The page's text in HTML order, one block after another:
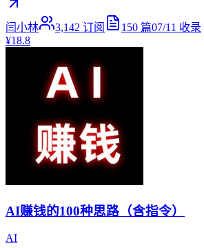
闫小林 3,142 订阅 150 篇07/11 收录
¥18.8
AI赚钱的100种思路（含指令）
AI